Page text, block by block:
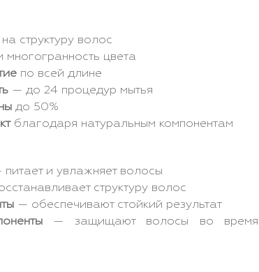
на структуру волос
многогранность цвета
по всей длине
— до 24 процедур мытья
до 50%
благодаря натуральным компонентам
и увлажняет волосы
структуру волос
— обеспечивают стойкий результат
— защищают волосы во время